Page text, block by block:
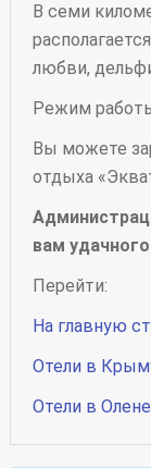
В семи
любви,
Режим
Вы можете
отдыха
вам
Перейти:
На главную
Отели в
Отели в